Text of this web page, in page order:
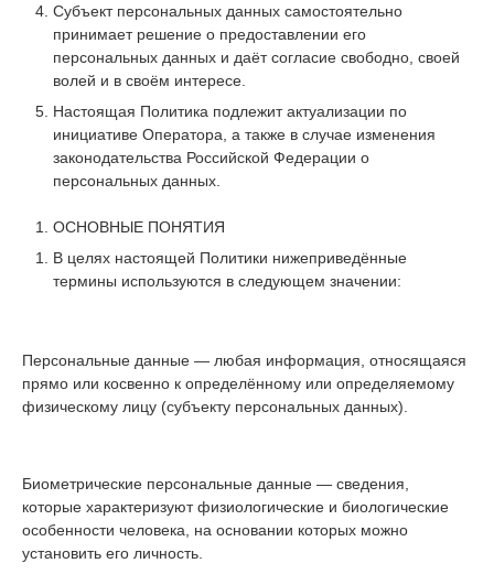
Субъект персональных данных самостоятельно
принимает решение о предоставлении его
персональных данных и даёт согласие свободно, своей
волей и в своём интересе.
Настоящая Политика подлежит актуализации по
инициативе Оператора, а также в случае изменения
законодательства Российской Федерации о
персональных данных.
ОСНОВНЫЕ ПОНЯТИЯ
В целях настоящей Политики нижеприведённые
термины используются в следующем значении:
Персональные данные — любая информация, относящаяся
прямо или косвенно к определённому или определяемому
физическому лицу (субъекту персональных данных).
Биометрические персональные данные — сведения,
которые характеризуют физиологические и биологические
особенности человека, на основании которых можно
установить его личность.